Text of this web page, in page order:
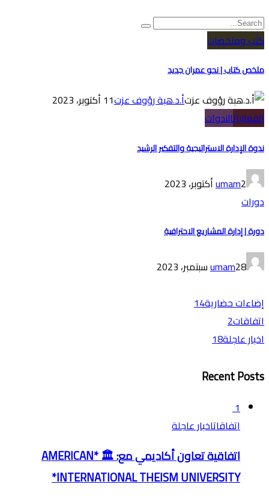
كتب وملخصات
ملخص كتاب | نحو عمران جديد
أ.د.هبة رؤوف عزت11 أكتوبر، 2023
الفعالياتالندوات
ندوة الإدارة الاستراتيجية والتفكير الرشيد
umam2 أكتوبر، 2023
دورات
دورة | إدارة المشاريع الاحترافية
umam28 سبتمبر، 2023
إضاءات حضارية14
اتفاقات2
اخبار عاجلة18
Recent Posts
1
اتفاقاتاخبار عاجلة
اتفاقية تعاون أكاديمي مع: 🏛️ *AMERICAN
INTERNATIONAL THEISM UNIVERSITY*